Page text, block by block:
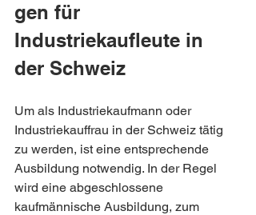
gen für
Industriekaufleute in
der Schweiz
Um als Industriekaufmann oder
Industriekauffrau in der Schweiz tätig
zu werden, ist eine entsprechende
Ausbildung notwendig. In der Regel
wird eine abgeschlossene
kaufmännische Ausbildung, zum